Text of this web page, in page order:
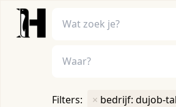
Filters: × bedrijf: dujob-